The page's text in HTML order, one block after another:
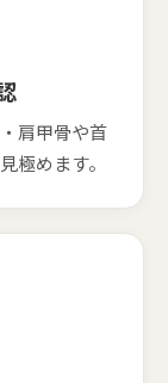
肩甲骨や首
極めます。